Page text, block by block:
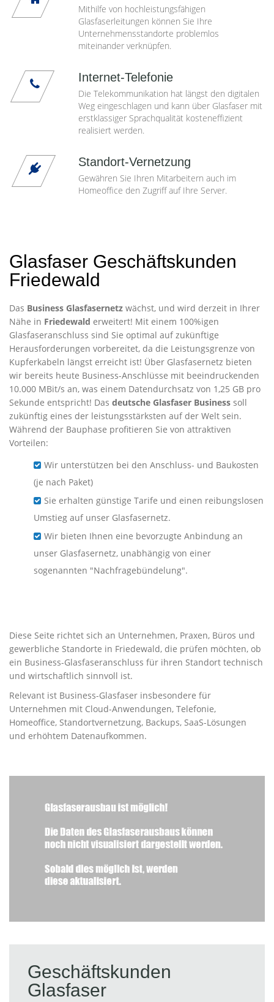
Mithilfe von hochleistungsfähigen
Glasfaserleitungen können Sie Ihre
Unternehmensstandorte problemlos
miteinander verknüpfen.
Internet-Telefonie
Die Telekommunikation hat längst den digitalen
Weg eingeschlagen und kann über Glasfaser mit
erstklassiger Sprachqualität kosteneffizient
realisiert werden.
Standort-Vernetzung
Gewähren Sie Ihren Mitarbeitern auch im
Homeoffice den Zugriff auf Ihre Server.
Glasfaser Geschäftskunden
Friedewald
Das Business Glasfasernetz wächst, und wird derzeit in Ihrer
Nähe in Friedewald erweitert! Mit einem 100%igen
Glasfaseranschluss sind Sie optimal auf zukünftige
Herausforderungen vorbereitet, da die Leistungsgrenze von
Kupferkabeln längst erreicht ist! Über Glasfasernetz bieten
wir bereits heute Business-Anschlüsse mit beeindruckenden
10.000 MBit/s an, was einem Datendurchsatz von 1,25 GB pro
Sekunde entspricht! Das deutsche Glasfaser Business soll
zukünftig eines der leistungsstärksten auf der Welt sein.
Während der Bauphase profitieren Sie von attraktiven
Vorteilen:
Wir unterstützen bei den Anschluss- und Baukosten
(je nach Paket)
Sie erhalten günstige Tarife und einen reibungslosen
Umstieg auf unser Glasfasernetz.
Wir bieten Ihnen eine bevorzugte Anbindung an
unser Glasfasernetz, unabhängig von einer
sogenannten "Nachfragebündelung".
Diese Seite richtet sich an Unternehmen, Praxen, Büros und
gewerbliche Standorte in Friedewald, die prüfen möchten, ob
ein Business-Glasfaseranschluss für ihren Standort technisch
und wirtschaftlich sinnvoll ist.
Relevant ist Business-Glasfaser insbesondere für
Unternehmen mit Cloud-Anwendungen, Telefonie,
Homeoffice, Standortvernetzung, Backups, SaaS-Lösungen
und erhöhtem Datenaufkommen.
Geschäftskunden
Glasfaser